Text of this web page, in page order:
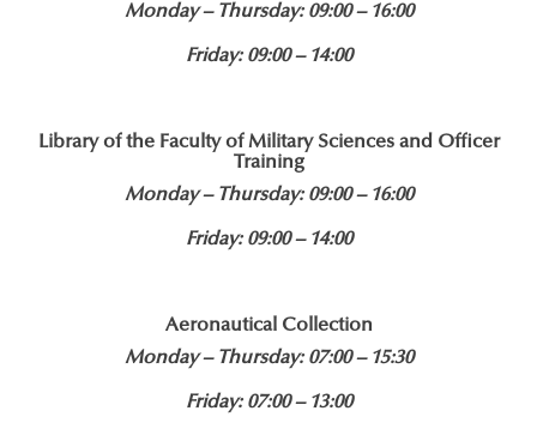
Monday – Thursday: 09:00 – 16:00
Friday: 09:00 – 14:00
Library of the Faculty of Military Sciences and Officer
Training
Monday – Thursday: 09:00 – 16:00
Friday: 09:00 – 14:00
Aeronautical Collection
Monday – Thursday: 07:00 – 15:30
Friday: 07:00 – 13:00